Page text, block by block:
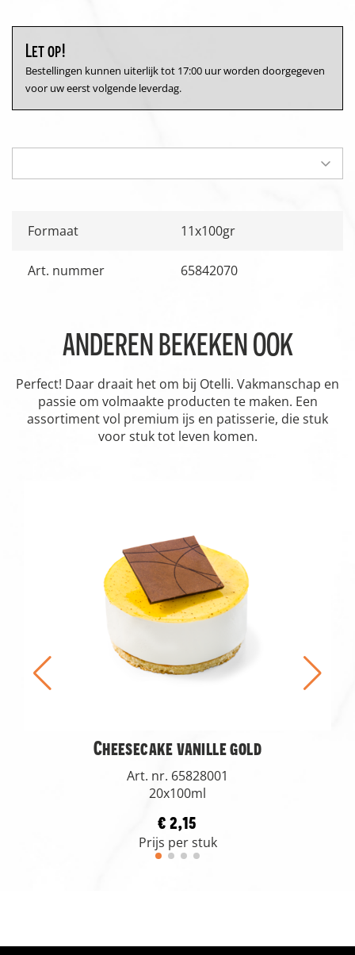
Let op!
Bestellingen kunnen uiterlijk tot 17:00 uur worden doorgegeven
voor uw eerst volgende leverdag.
Formaat 11x100gr
Art. nummer 65842070
ANDEREN BEKEKEN OOK
Perfect! Daar draait het om bij Otelli. Vakmanschap en
passie om volmaakte producten te maken. Een
assortiment vol premium ijs en patisserie, die stuk
voor stuk tot leven komen.
Cheesecake vanille gold
Art. nr. 65828001
20x100ml
€ 2,15
Prijs per stuk